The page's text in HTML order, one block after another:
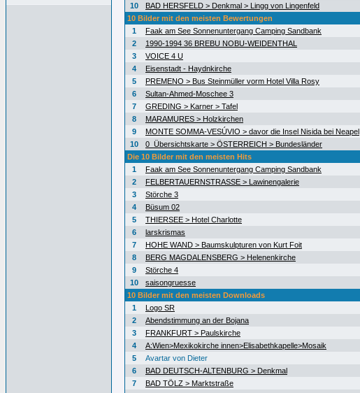
10
BAD HERSFELD > Denkmal > Lingg von Lingenfeld
10 Bilder mit den meisten Bewertungen
1
Faak am See Sonnenuntergang Camping Sandbank
2
1990-1994 36 BREBU NOBU-WEIDENTHAL
3
VOICE 4 U
4
Eisenstadt - Haydnkirche
5
PREMENO > Bus Steinmüller vorm Hotel Villa Rosy
6
Sultan-Ahmed-Moschee 3
7
GREDING > Karner > Tafel
8
MARAMURES > Holzkirchen
9
MONTE SOMMA-VESÚVIO > davor die Insel Nisida bei Neapel
10
0_Übersichtskarte > ÖSTERREICH > Bundesländer
Die 10 Bilder mit den meisten Hits
1
Faak am See Sonnenuntergang Camping Sandbank
2
FELBERTAUERNSTRASSE > Lawinengalerie
3
Störche 3
4
Büsum 02
5
THIERSEE > Hotel Charlotte
6
larskrismas
7
HOHE WAND > Baumskulpturen von Kurt Foit
8
BERG MAGDALENSBERG > Helenenkirche
9
Störche 4
10
saisongruesse
10 Bilder mit den meisten Downloads
1
Logo SR
2
Abendstimmung an der Bojana
3
FRANKFURT > Paulskirche
4
A:Wien>Mexikokirche innen>Elisabethkapelle>Mosaik
5
Avartar von Dieter
6
BAD DEUTSCH-ALTENBURG > Denkmal
7
BAD TÖLZ > Marktstraße